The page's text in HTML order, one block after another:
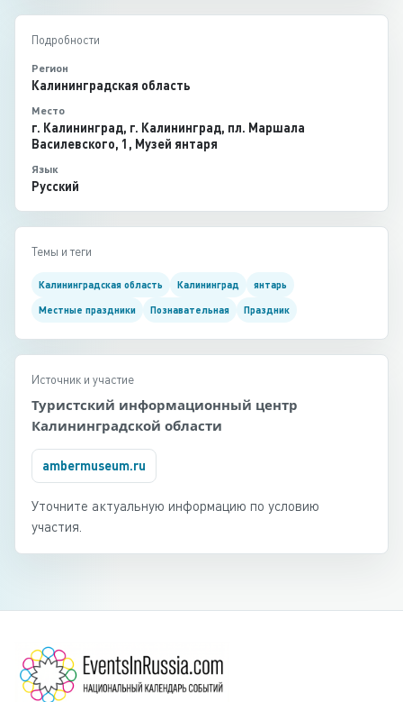
Подробности
Регион
Калининградская область
Место
г. Калининград, г. Калининград, пл. Маршала
Василевского, 1, Музей янтаря
Язык
Русский
Темы и теги
Калининградская область Калининград янтарь
Местные праздники Познавательная Праздник
Источник и участие
Туристский информационный центр
Калининградской области
ambermuseum.ru
Уточните актуальную информацию по условию
участия.